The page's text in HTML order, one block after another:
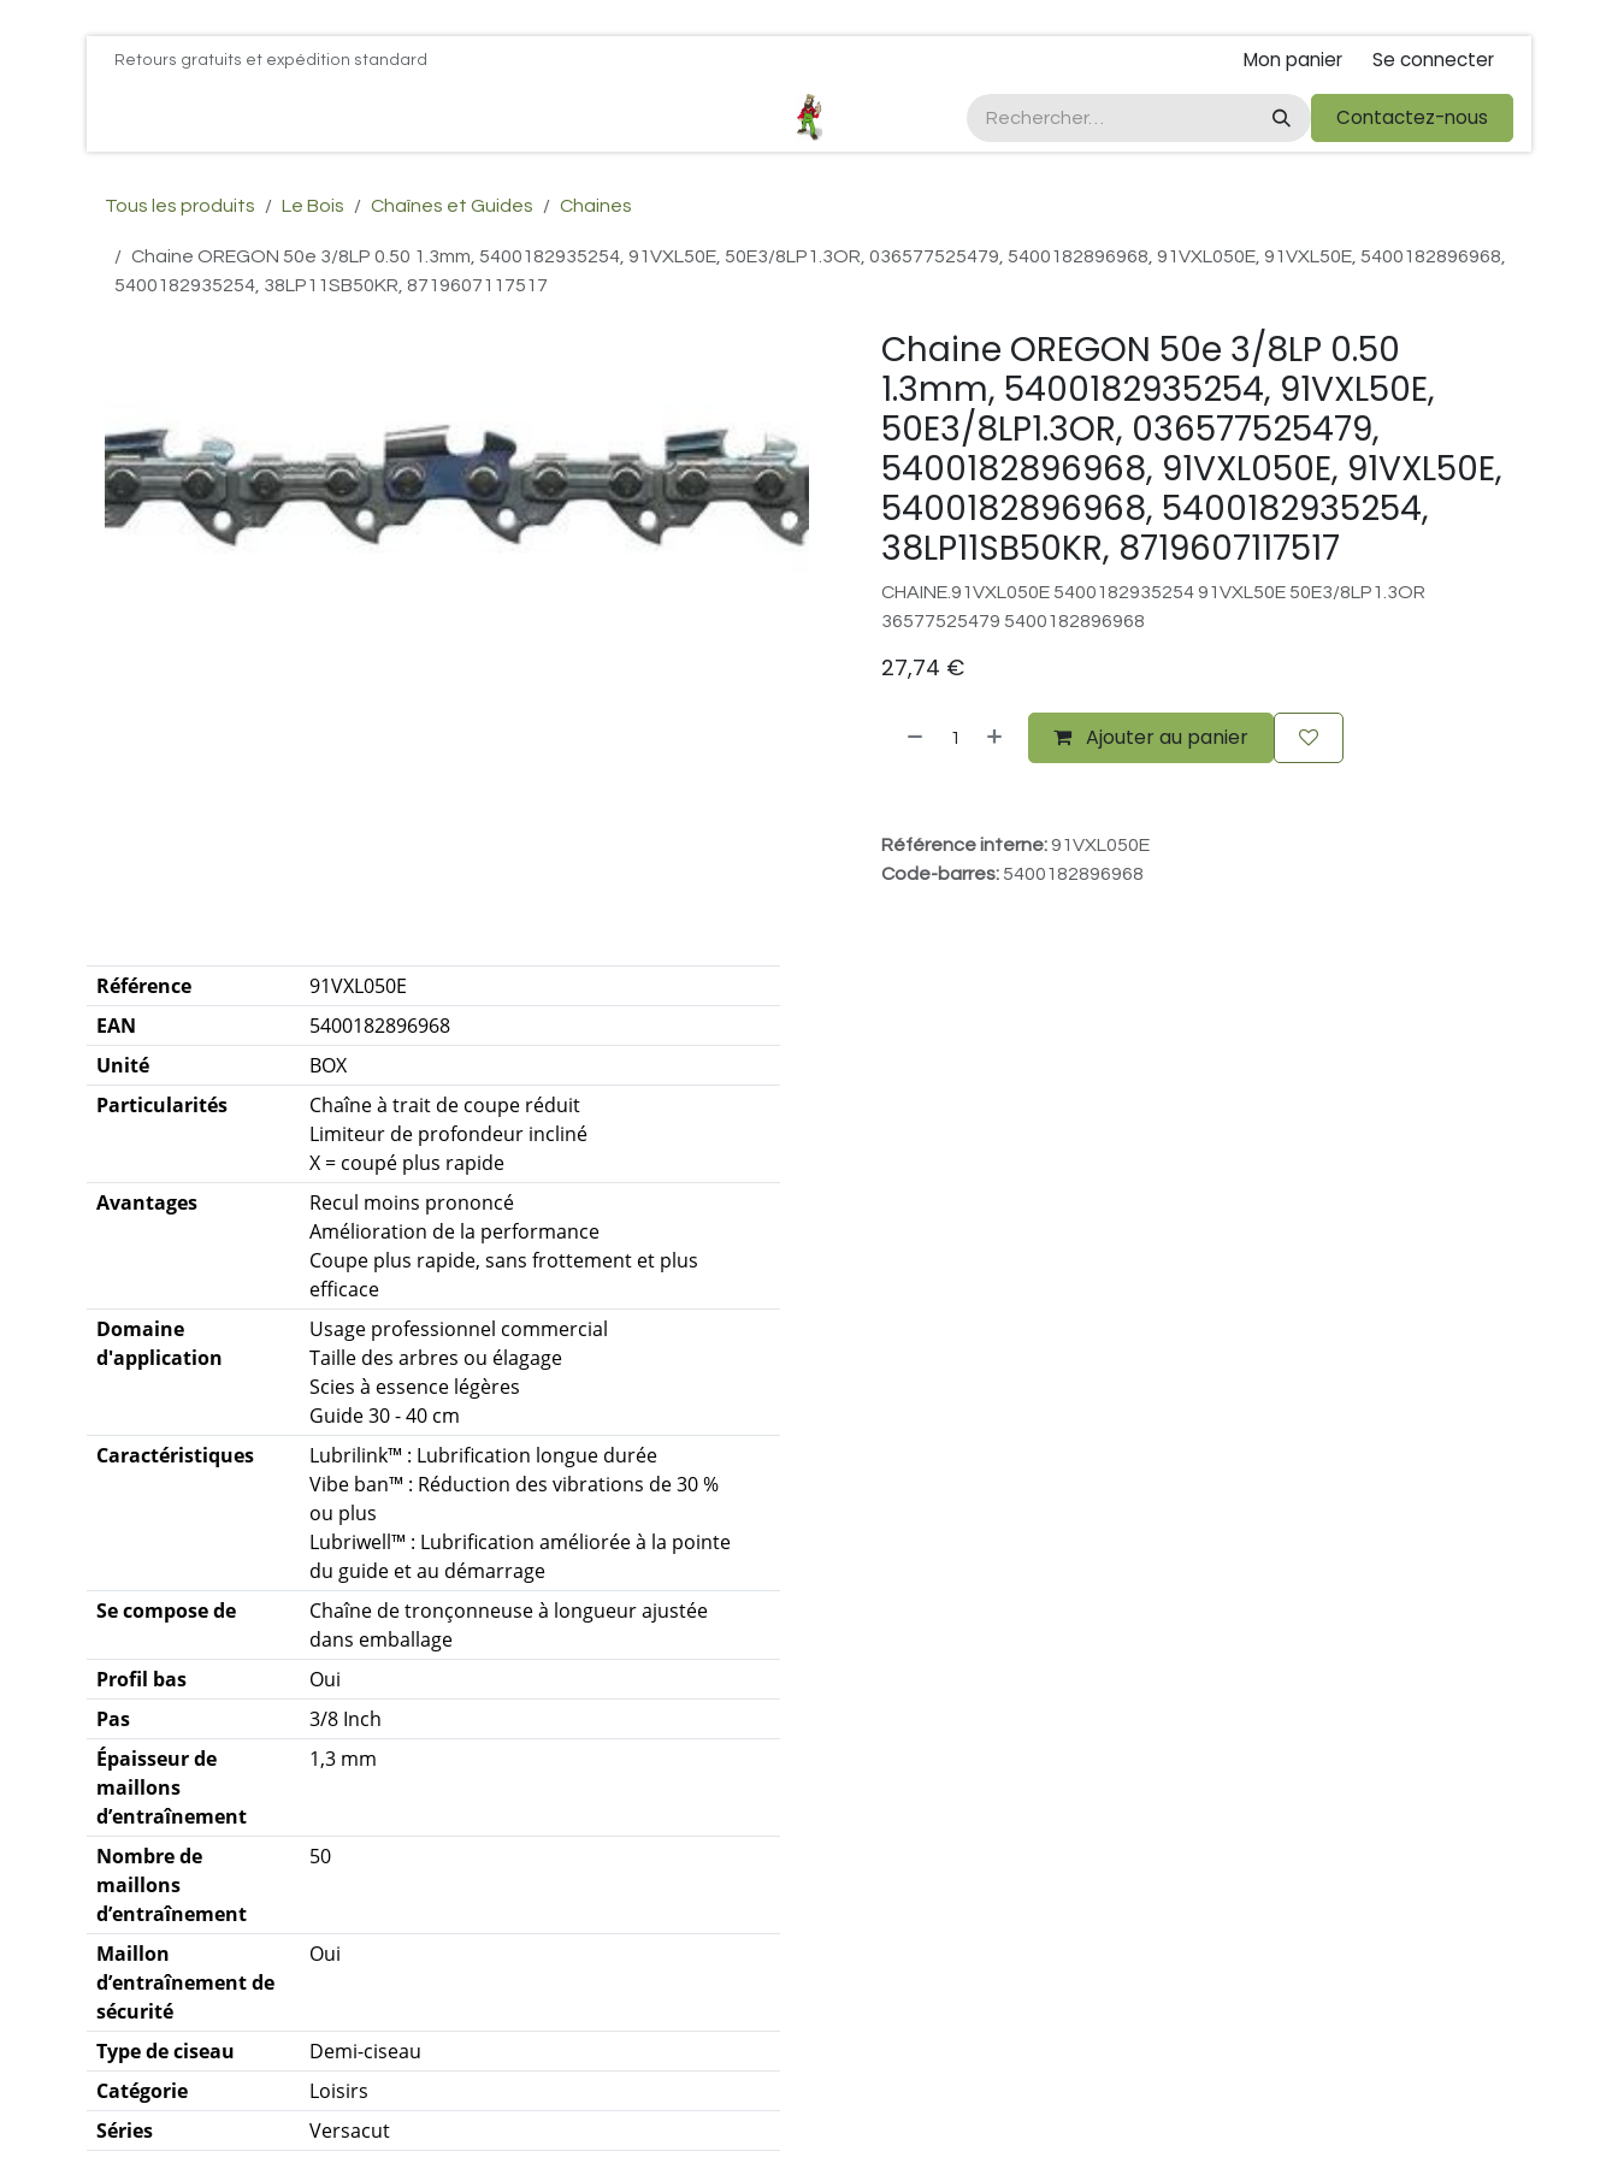
Se rendre au contenuRetours gratuits et expédition standard Mon panier Se connecter
Plus d'infos Kubota 38cv EGO Kubota foire de libramont Droit de rétractations
Contactez-nous
Tous les produits Le Bois Chaînes et Guides Chaines
Chaine OREGON 50e 3/8LP 0.50 1.3mm, 5400182935254, 91VXL50E, 50E3/8LP1.3OR, 036577525479, 5400182896968, 91VXL050E, 91VXL50E, 5400182896968,
5400182935254, 38LP11SB50KR, 8719607117517
Chaine OREGON 50e 3/8LP 0.50
1.3mm, 5400182935254, 91VXL50E,
50E3/8LP1.3OR, 036577525479,
5400182896968, 91VXL050E, 91VXL50E,
5400182896968, 5400182935254,
38LP11SB50KR, 8719607117517
CHAINE.91VXL050E 5400182935254 91VXL50E 50E3/8LP1.3OR
36577525479 5400182896968
27,74 €
Ajouter au panier
Référence interne: 91VXL050E
Code-barres:5400182896968
Référence
91VXL050E
EAN
5400182896968
Unité
BOX
Particularités
Chaîne à trait de coupe réduit
Limiteur de profondeur incliné
X = coupé plus rapide
Avantages
Recul moins prononcé
Amélioration de la performance
Coupe plus rapide, sans frottement et plus
efficace
Domaine
d'application
Usage professionnel commercial
Taille des arbres ou élagage
Scies à essence légères
Guide 30 - 40 cm
Caractéristiques
Lubrilink™ : Lubrification longue durée
Vibe ban™ : Réduction des vibrations de 30 %
ou plus
Lubriwell™ : Lubrification améliorée à la pointe
du guide et au démarrage
Se compose de
Chaîne de tronçonneuse à longueur ajustée
dans emballage
Profil bas
Oui
Pas
3/8 Inch
Épaisseur de
maillons
d’entraînement
1,3 mm
Nombre de
maillons
d’entraînement
50
Maillon
d’entraînement de
sécurité
Oui
Type de ciseau
Demi-ciseau
Catégorie
Loisirs
Séries
Versacut